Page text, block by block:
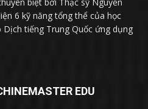
6 kỹ năng tổng thể của học
tiếng Trung Quốc ứng dụng
EDU